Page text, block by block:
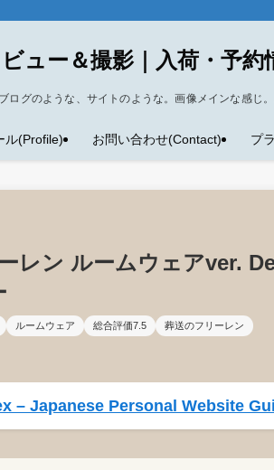
ュー＆撮影｜入荷・予
ブログのような、サイトのような。画像メインな感じ
ル(Profile) お問い合わせ(Contact) プ
レン ルームウェアver.
ルームウェア 総合評価7.5 葬送のフリーレン
– Japanese Personal Website